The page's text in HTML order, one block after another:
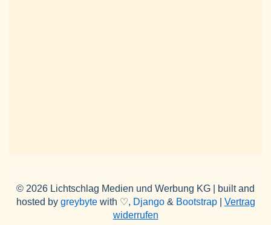
© 2026 Lichtschlag Medien und Werbung KG | built and
hosted by greybytewith ♡, Django& Bootstrap| Vertrag
widerrufen